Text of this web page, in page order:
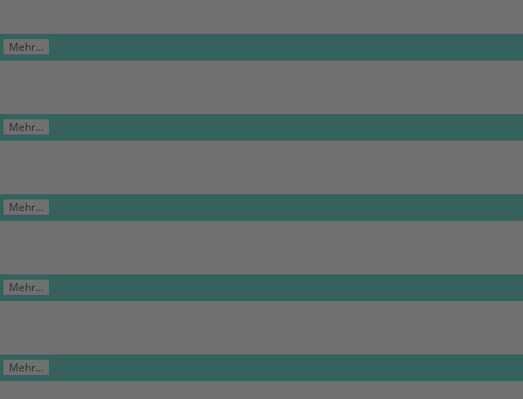
Mehr...
Mehr...
Mehr...
Mehr...
Mehr...